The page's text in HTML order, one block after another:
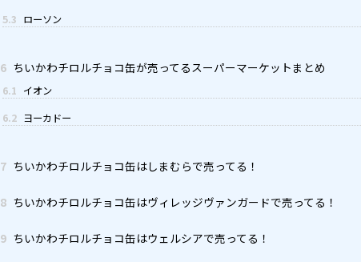
5.3 ローソン
6 ちいかわチロルチョコ缶が売ってるスーパーマーケットまとめ
6.1 イオン
6.2 ヨーカドー
7 ちいかわチロルチョコ缶はしまむらで売ってる！
8 ちいかわチロルチョコ缶はヴィレッジヴァンガードで売ってる！
9 ちいかわチロルチョコ缶はウェルシアで売ってる！